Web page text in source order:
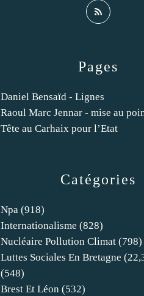
Catégories
Npa (918)
Internationalisme (828)
Nucléaire Pollution Climat (798)
Luttes Sociales En Bretagne
(548)
Brest Et Léon (532)
Pages
Daniel Bensaïd - Lignes
Raoul Marc Jennar - mise au
Tête au Carhaix pour l’Etat